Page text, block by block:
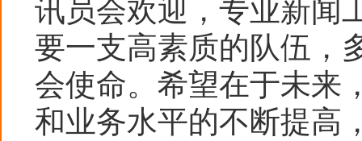
讯员会欢迎，专业新闻
要一支高素质的队伍，
会使命。希望在于未来
和业务水平的不断提高